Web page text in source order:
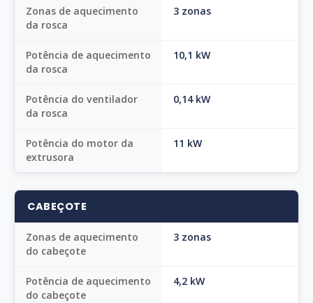
Zonas de aquecimento
da rosca
3 zonas
Potência de aquecimento
da rosca
10,1 kW
Potência do ventilador
da rosca
0,14 kW
Potência do motor da
extrusora
11 kW
CABEÇOTE
Zonas de aquecimento
do cabeçote
3 zonas
Potência de aquecimento
do cabeçote
4,2 kW